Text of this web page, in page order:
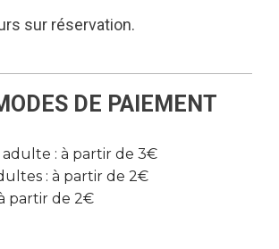
sur réservation.
DE PAIEMENT
: à partir de 3€
: à partir de 2€
partir de 2€